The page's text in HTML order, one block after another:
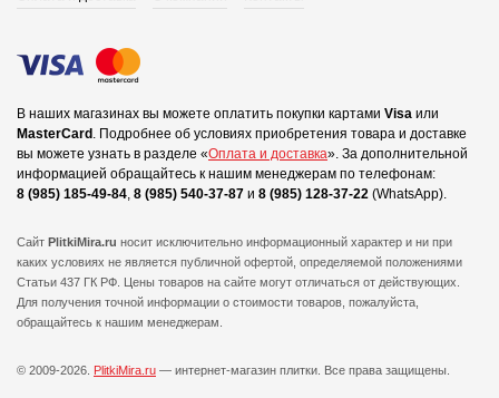
В наших магазинах вы можете оплатить покупки картами Visa или
MasterCard . Подробнее об условиях приобретения товара и доставке
вы можете узнать в разделе «Оплата и доставка». За дополнительной
информацией обращайтесь к нашим менеджерам по телефонам:
8 (985) 185-49-84, 8 (985) 540-37-87 и 8 (985) 128-37-22 (WhatsApp).
Сайт PlitkiMira.ru носит исключительно информационный характер и ни при
каких условиях не является публичной офертой, определяемой положениями
Статьи 437 ГК РФ. Цены товаров на сайте могут отличаться от действующих.
Для получения точной информации о стоимости товаров, пожалуйста,
обращайтесь к нашим менеджерам.
© 2009-2026. PlitkiMira.ru — интернет-магазин плитки. Все права защищены.